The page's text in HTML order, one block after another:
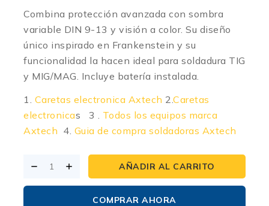
Combina protección avanzada con sombra
variable DIN 9-13 y visión a color. Su diseño
único inspirado en Frankenstein y su
funcionalidad la hacen ideal para soldadura TIG
y MIG/MAG. Incluye batería instalada.
1. Caretas electronica Axtech 2. Caretas
electronicas 3 . Todos los equipos marca
Axtech 4. Guia de compra soldadoras Axtech
AÑADIR AL CARRITO
COMPRAR AHORA